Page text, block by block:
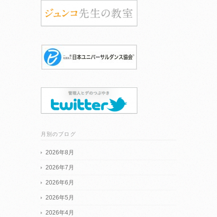
月別のブログ
2026年8月
2026年7月
2026年6月
2026年5月
2026年4月